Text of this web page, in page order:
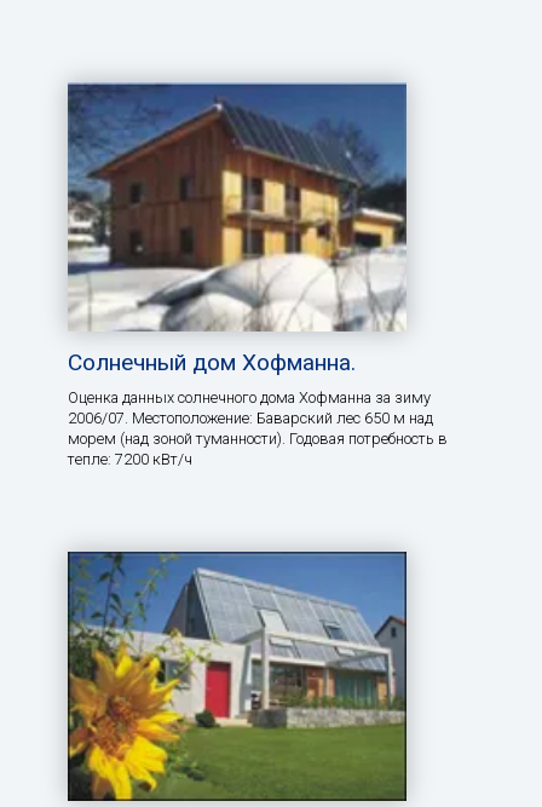
Солнечный дом Хофманна.
Оценка данных солнечного дома Хофманна за зиму
2006/07. Местоположение: Баварский лес 650 м над
морем (над зоной туманности). Годовая потребность в
тепле: 7200 кВт/ч